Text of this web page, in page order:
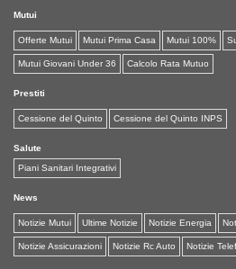
Via Roma 31/D, 20089
02 49635926
shop.rozzano@affida.credit
Lun-Ven 9:00-19:00; Sab 9:00-
Viale Abruzzo, 177, 66100
376 1765563
chieti@assicurasemplice.it
Mutui
Offerte Mutui Mutui Prima Casa Mutui 100%
Mutui Giovani Under 36 Calcolo Rata Mutuo
Prestiti
Cessione del Quinto Cessione del Quinto INPS
Salute
Piani Sanitari Integrativi
News
Notizie Mutui Ultime Notizie Notizie Energia
Notizie Assicurazioni Notizie Rc Auto Notizie